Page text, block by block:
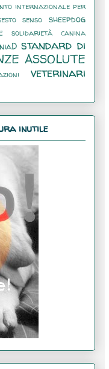
internazionale per
senso
sheepdog
solidarietà canina
standard di
ASSOLUTE
veterinari
inutile